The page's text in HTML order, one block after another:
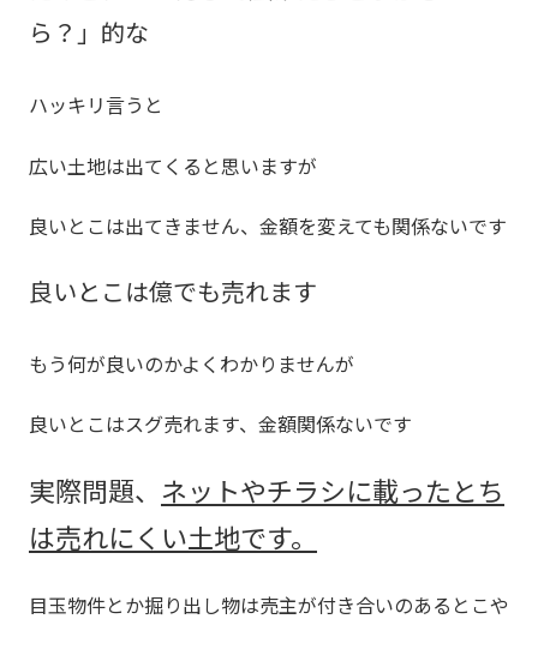
ら？」的な
ハッキリ言うと
広い土地は出てくると思いますが
良いとこは出てきません、金額を変えても関係ないです
良いとこは億でも売れます
もう何が良いのかよくわかりませんが
良いとこはスグ売れます、金額関係ないです
実際問題、 ネットやチラシに載ったとち
は売れにくい土地です。
目玉物件とか掘り出し物は売主が付き合いのあるとこや